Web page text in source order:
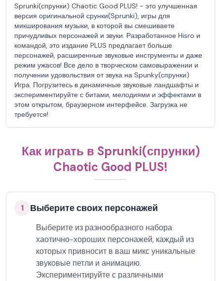
Sprunki(спрунки) Chaotic Good PLUS! - это улучшенная
версия оригинальной срунки(Sprunki), игры для
микширования музыки, в которой вы смешиваете
причудливых персонажей и звуки. Разработанное Hisro и
командой, это издание PLUS предлагает больше
персонажей, расширенные звуковые инструменты и даже
режим ужасов! Все дело в творческом самовыражении и
получении удовольствия от звука на Spunky(спрунки)
Игра. Погрузитесь в динамичные звуковые ландшафты и
экспериментируйте с битами, мелодиями и эффектами в
этом открытом, браузерном интерфейсе. Загрузка не
требуется!
Как играть в Sprunki(спрунки)
Chaotic Good PLUS!
1 Выберите своих персонажей
Выберите из разнообразного набора
хаотично-хороших персонажей, каждый из
которых привносит в ваш микс уникальные
звуковые петли и анимацию.
Экспериментируйте с различными